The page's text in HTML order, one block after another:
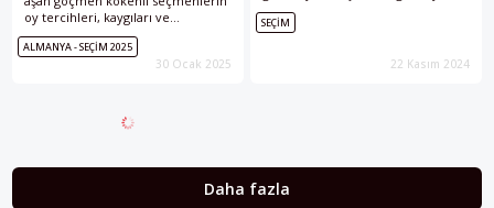
oy tercihleri, kaygıları ve
önceliklerinin nasıl şekillendiği.
DeZIM tarafından yapılan kapsamlı
bir anket çalışmasının bulguları, bu
ALMANYA - SEÇIM 2025
30 Ocak 2025
muhtemel koalisyon modellerini
ve Alman ekonomisinin içindeki
SEÇIM
22 Kasım 2024
Daha fazla